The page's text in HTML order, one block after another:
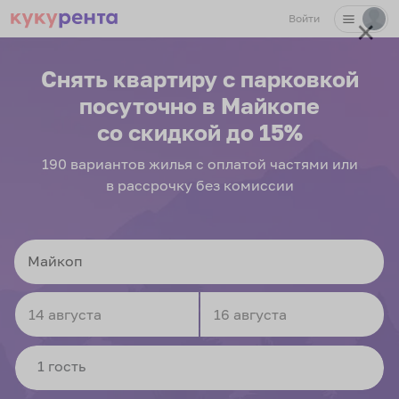
Войти
Снять квартиру с парковкой
посуточно в Майкопе
со скидкой до 15%
190 вариантовжилья с оплатой частями или
в рассрочку без комиссии
Navigate
forward
to
Navigate
to
✕